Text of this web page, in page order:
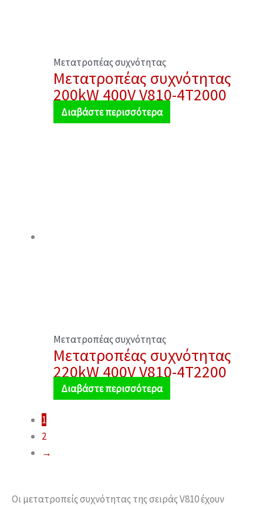
Μετατροπέας συχνότητας
Μετατροπέας συχνότητας
200kW 400V V810-4T2000
Διαβάστε περισσότερα
Μετατροπέας συχνότητας
Μετατροπέας συχνότητας
220kW 400V V810-4T2200
Διαβάστε περισσότερα
1
2
→
Οι μετατροπείς συχνότητας της σειράς V810 έχουν